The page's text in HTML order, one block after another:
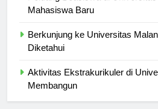
Peluang Beasiswa di Universitas
Berkunjung ke Universitas
Aktivitas Ekstrakurikuler di